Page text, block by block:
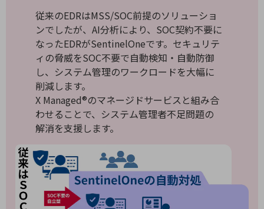
ドコモBiz データ無制限 ドコモ MAX ドコモ mini ドコモBiz かけ放題
ケータイプラン
5Gデータプラス
データプラス
IoT向け回線料金
home5Gプラン
端末の一元管理
セキュリティ
運用保守・故障紛失サポート
従来のEDRはMSS/SOC前提のソリューショ
ンでしたが、AI分析により、SOC契約不要に
なったEDRがSentinelOneです。セキュリテ
ィの脅威をSOC不要で自動検知・自動防御
し、システム管理のワークロードを大幅に
削減します。
X Managed®のマネージドサービスと組み合
わせることで、システム管理者不足問題の
解消を支援します。